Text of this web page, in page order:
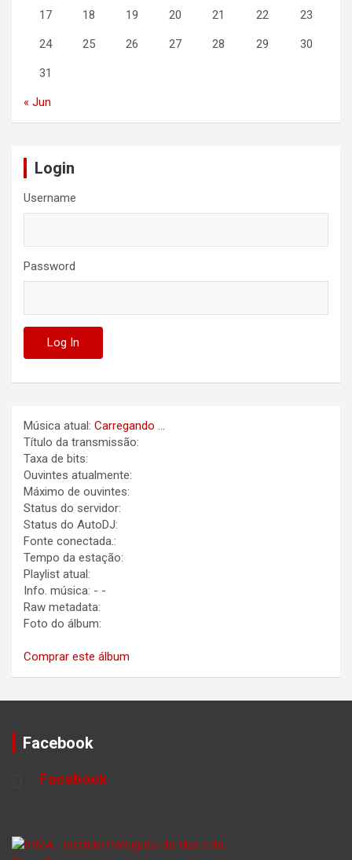
17 18 19 20 21 22 23
24 25 26 27 28 29 30
31
« Jun
Login
Username
Password
Música atual: Carregando ...
Título da transmissão:
Taxa de bits:
Ouvintes atualmente:
Máximo de ouvintes:
Status do servidor:
Status do AutoDJ:
Fonte conectada.:
Tempo da estação:
Playlist atual:
Info. música: - -
Raw metadata:
Foto do álbum:
Comprar este álbum
Facebook
Facebook